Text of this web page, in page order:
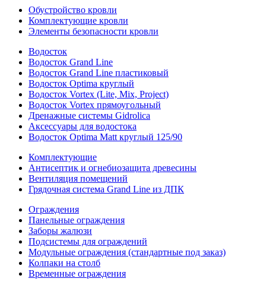
Обустройство кровли
Комплектующие кровли
Элементы безопасности кровли
Водосток
Водосток Grand Line
Водосток Grand Line пластиковый
Водосток Optima круглый
Водосток Vortex (Lite, Mix, Project)
Водосток Vortex прямоугольный
Дренажные системы Gidrolica
Аксессуары для водостока
Водосток Optima Matt круглый 125/90
Комплектующие
Антисептик и огнебиозащита древесины
Вентиляция помещений
Грядочная система Grand Line из ДПК
Ограждения
Панельные ограждения
Заборы жалюзи
Подсистемы для ограждений
Модульные ограждения (стандартные под заказ)
Колпаки на столб
Временные ограждения